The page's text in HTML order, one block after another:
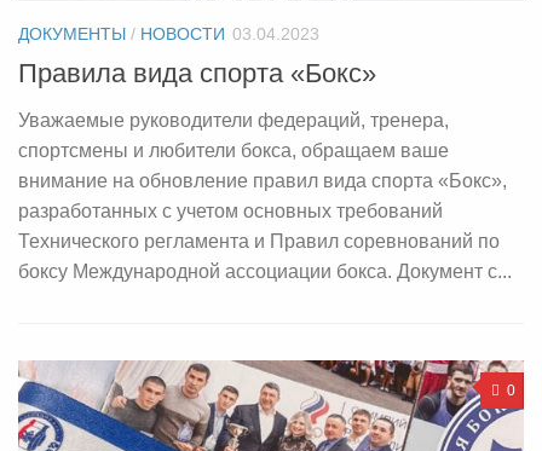
ДОКУМЕНТЫ / НОВОСТИ 03.04.2023
Правила вида спорта «Бокс»
Уважаемые руководители федераций, тренера,
спортсмены и любители бокса, обращаем ваше
внимание на обновление правил вида спорта «Бокс»,
разработанных с учетом основных требований
Технического регламента и Правил соревнований по
боксу Международной ассоциации бокса. Документ с...
0